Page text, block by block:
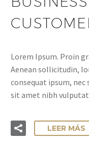
Lorem Ipsum. Proin
Aenean sollicitudin,
consequat ipsum, nec
sit amet nibh
LEER MÁS